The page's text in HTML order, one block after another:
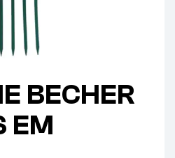
BECHER
EM